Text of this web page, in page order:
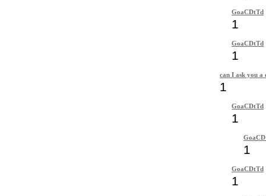
GoaCDtTd
1
GoaCDtTd
1
can I ask you a
1
GoaCDtTd
1
1
GoaCDtTd
1